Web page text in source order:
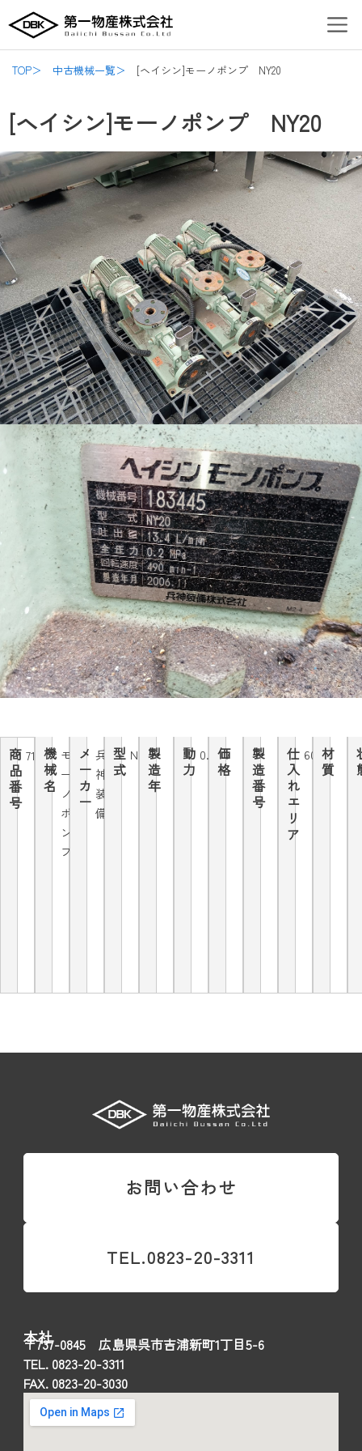
容
を
Menu
TOP＞ 中古機械一覧＞ [ヘイシン]モーノポンプ NY20
[ヘイシン]モーノポンプ NY20
商
品
番
号
7159機
械
名
モ
ー
ノ
ポ
ン
プ
メ
ー
カ
ー
兵
神
装
備
型
式
NE20製
造
年
動
力
0.4kw
価
格
製
造
番
号
仕
入
れ
エ
リ
ア
60Hz
材
質
お問い合わせ
TEL.0823-20-3311
本社
〒737-0845 広島県呉市吉浦新町1丁目5-6
TEL. 0823-20-3311
FAX. 0823-20-3030
navigation